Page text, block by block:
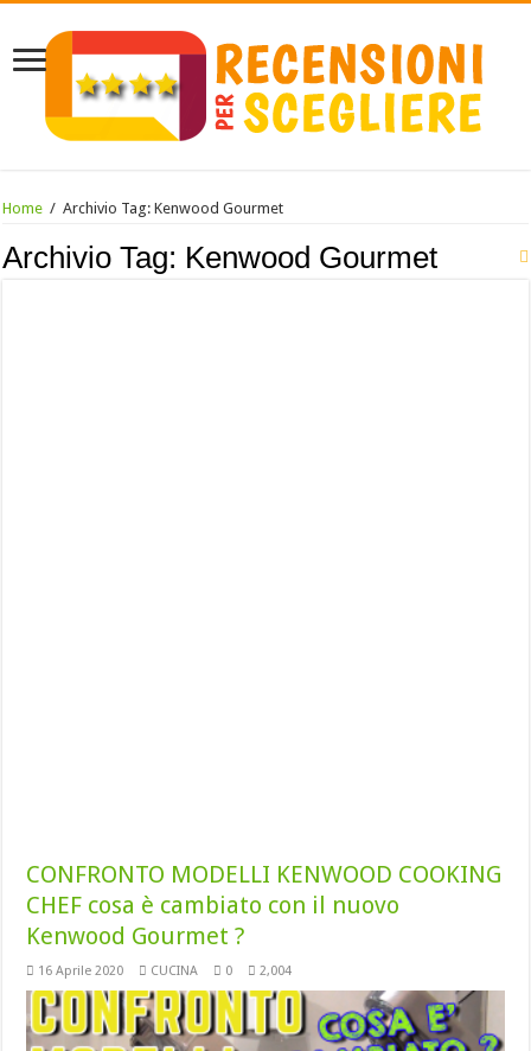
Home / Archivio Tag:Kenwood Gourmet
Archivio Tag: Kenwood Gourmet
CONFRONTO MODELLI KENWOOD COOKING
CHEF cosa è cambiato con il nuovo
Kenwood Gourmet ?
16 Aprile 2020 CUCINA 0 2,004